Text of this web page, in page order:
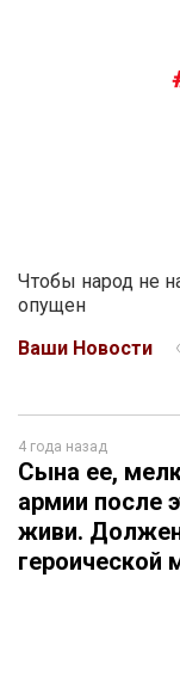
Чтобы народ не
опущен
Ваши Новости
4 года назад
Сына ее,
армии после
живи.
героической